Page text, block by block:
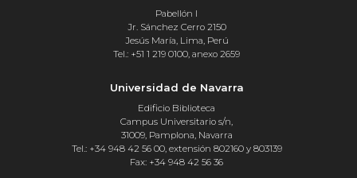
Pabellón I
Jr. Sánchez Cerro 2150
Jesús María, Lima, Perú
Tel.: +51 1 219 0100, anexo 2659
Universidad de Navarra
Edificio Biblioteca
Campus Universitario s/n,
31009, Pamplona, Navarra
Tel.: +34 948 42 56 00, extensión 802160 y 803139
Fax: +34 948 42 56 36